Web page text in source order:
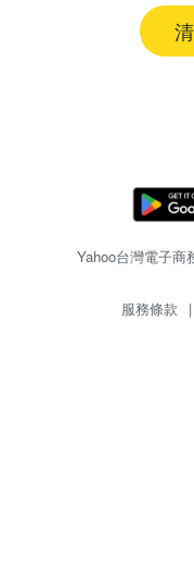
Yahoo台灣電子
服務條款 |